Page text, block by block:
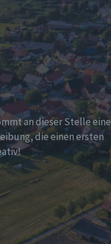
an dieser Stelle eine
die einen ersten